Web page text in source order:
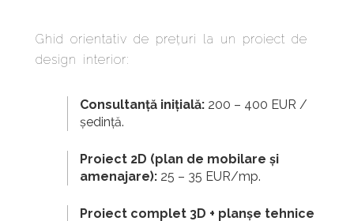
Ghid orientativ de prețuri la un proiect de
design interior:
Consultanță inițială:200 – 400 EUR /
ședință.
Proiect 2D (plan de mobilare și
amenajare):25 – 35 EUR/mp.
Proiect complet 3D + planșe tehnice